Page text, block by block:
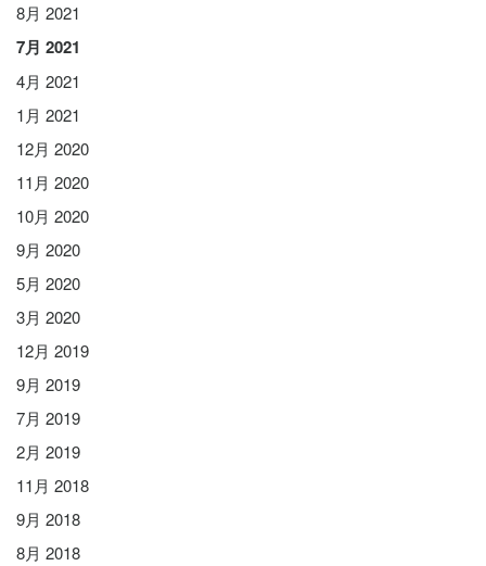
8月 2021
7月 2021
4月 2021
1月 2021
12月 2020
11月 2020
10月 2020
9月 2020
5月 2020
3月 2020
12月 2019
9月 2019
7月 2019
2月 2019
11月 2018
9月 2018
8月 2018